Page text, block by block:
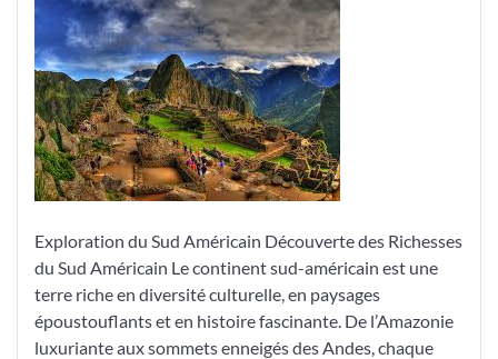
Trésors
du
Sud
Américain
Exploration du Sud Américain Découverte des Richesses
du Sud Américain Le continent sud-américain est une
terre riche en diversité culturelle, en paysages
époustouflants et en histoire fascinante. De l’Amazonie
luxuriante aux sommets enneigés des Andes, chaque